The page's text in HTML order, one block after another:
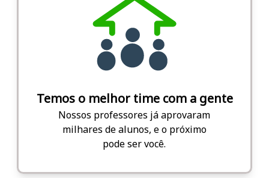
Temos o melhor time com a gente
Nossos professores já aprovaram
milhares de alunos, e o próximo
pode ser você.